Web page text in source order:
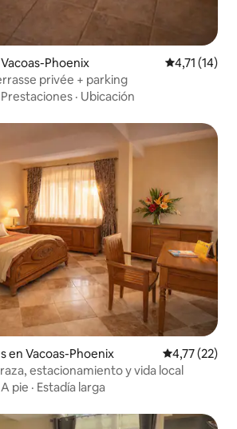
Phoenix Calificación
4,71 (14)
privée + parking
Prestaciones · Ubicación
en Vacoas-Phoenix Calificación
4,77 (22)
estacionamiento y vida local
A pie · Estadía larga